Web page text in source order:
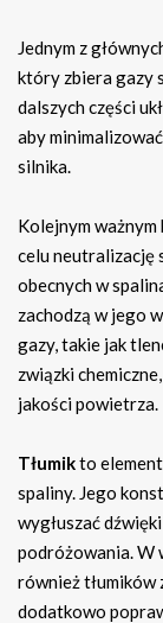
Jednym z
który zbiera gazy
dalszych części
aby
silnika.
Kolejnym
celu neutralizację
obecnych w
zachodzą w jego
gazy, takie jak
związki
jakości powietrza.
Tłumikto
spaliny. Jego
wygłuszać
podróżowania. W
również tłumików
dodatkowo